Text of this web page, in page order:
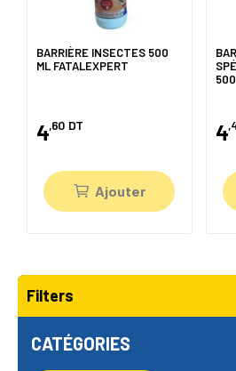
Filters
CATÉGORIES
BARRIÈRE INSECTES 500
ML FATALEXPERT
4,60 DT
Ajouter
4